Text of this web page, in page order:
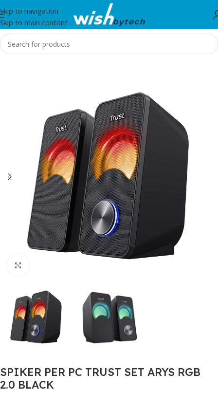
Skip to navigation
Skip to main content
Home/SPIKER
SPIKER PER PC TRUST SET ARYS RGB
2.0 BLACK